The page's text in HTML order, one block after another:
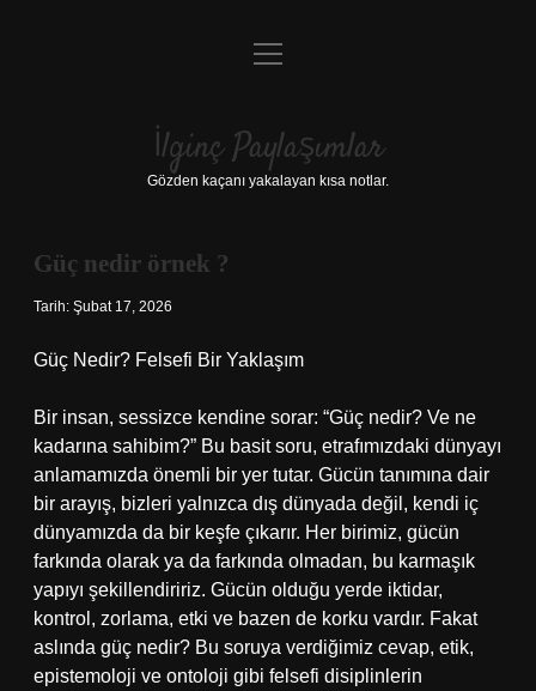
Anasayfa
Yasal Uyarı
menüyü
İlginç Paylaşımlar
Gözden kaçanı yakalayan kısa notlar.
Güç nedir örnek ?
Tarih: Şubat 17, 2026
Güç Nedir? Felsefi Bir Yaklaşım
Bir insan, sessizce kendine sorar: “Güç nedir? Ve ne
kadarına sahibim?” Bu basit soru, etrafımızdaki dünyayı
anlamamızda önemli bir yer tutar. Gücün tanımına dair
bir arayış, bizleri yalnızca dış dünyada değil, kendi iç
dünyamızda da bir keşfe çıkarır. Her birimiz, gücün
farkında olarak ya da farkında olmadan, bu karmaşık
yapıyı şekillendiririz. Gücün olduğu yerde iktidar,
kontrol, zorlama, etki ve bazen de korku vardır. Fakat
aslında güç nedir? Bu soruya verdiğimiz cevap, etik,
epistemoloji ve ontoloji gibi felsefi disiplinlerin